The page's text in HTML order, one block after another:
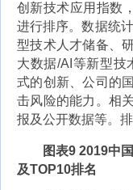
创新技术应用指数
进行排序。数据统
型技术人才储备、
大数据/AI等新型技
式的创新、公司的
击风险的能力。相
报及公开数据等。
图表9 2019中
及TOP10排名